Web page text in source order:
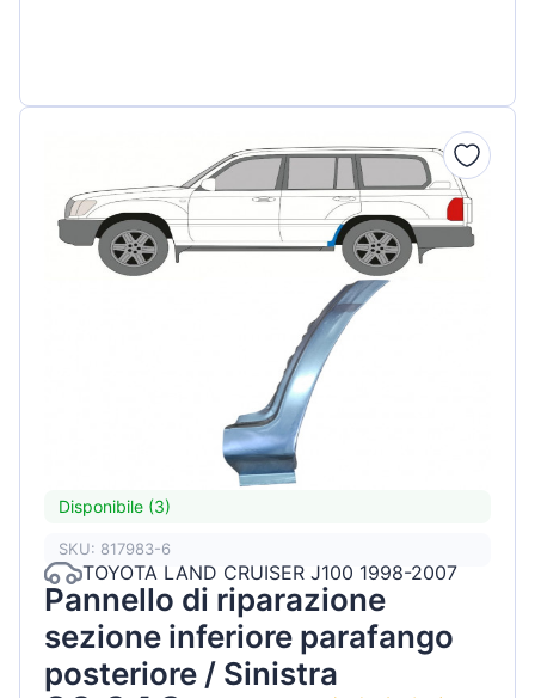
Disponibile (3)
SKU: 817983-6
TOYOTA LAND CRUISER J100 1998-2007
Pannello di riparazione
sezione inferiore parafango
posteriore / Sinistra